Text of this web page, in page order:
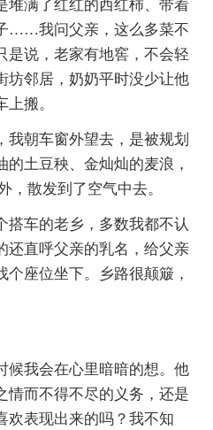
堆满了红红的西红柿、带着
……我问父亲，这么多菜不
是说，老家有地窖，不会轻
坊邻居，奶奶平时没少让他
搬。
朝车窗外望去，是被规划
土豆秧、金灿灿的麦浪，
，散发到了空气中去。
车的老乡，多数我都不认
还直呼父亲的乳名，给父亲
座位坐下。乡路很颠簸，
我会在心里暗暗的想。他
情而不得不尽的义务，还是
欢表现出来的吗？我不知